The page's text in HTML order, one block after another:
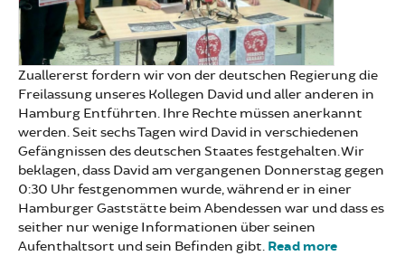
Zuallererst fordern wir von der deutschen Regierung die
Freilassung unseres Kollegen David und aller anderen in
Hamburg Entführten. Ihre Rechte müssen anerkannt
werden. Seit sechs Tagen wird David in verschiedenen
Gefängnissen des deutschen Staates festgehalten. Wir
beklagen, dass David am vergangenen Donnerstag gegen
0:30 Uhr festgenommen wurde, während er in einer
Hamburger Gaststätte beim Abendessen war und dass es
seither nur wenige Informationen über seinen
Aufenthaltsort und sein Befinden gibt. Read more